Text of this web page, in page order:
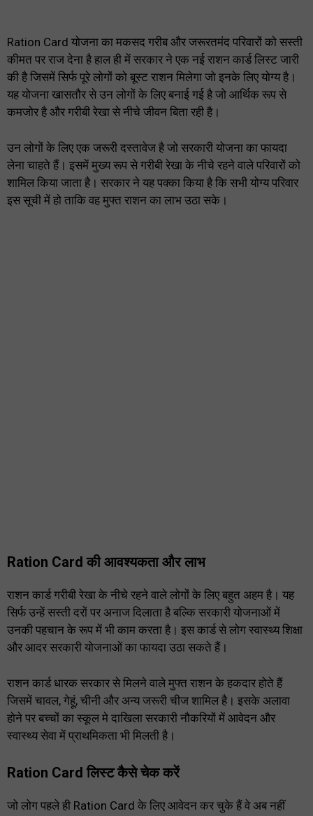
Ration Card योजना का मकसद गरीब और जरूरतमंद परिवारों को सस्ती
कीमत पर राज देना है हाल ही में सरकार ने एक नई राशन कार्ड लिस्ट जारी
की है जिसमें सिर्फ पूरे लोगों को बूस्ट राशन मिलेगा जो इनके लिए योग्य है।
यह योजना खासतौर से उन लोगों के लिए बनाई गई है जो आर्थिक रूप से
कमजोर है और गरीबी रेखा से नीचे जीवन बिता रही है।
उन लोगों के लिए एक जरूरी दस्तावेज है जो सरकारी योजना का फायदा
लेना चाहते हैं। इसमें मुख्य रूप से गरीबी रेखा के नीचे रहने वाले परिवारों को
शामिल किया जाता है। सरकार ने यह पक्का किया है कि सभी योग्य परिवार
इस सूची में हो ताकि वह मुफ्त राशन का लाभ उठा सके।
Ration Card की आवश्यकता और लाभ
राशन कार्ड गरीबी रेखा के नीचे रहने वाले लोगों के लिए बहुत अहम है। यह
सिर्फ उन्हें सस्ती दरों पर अनाज दिलाता है बल्कि सरकारी योजनाओं में
उनकी पहचान के रूप में भी काम करता है। इस कार्ड से लोग स्वास्थ्य शिक्षा
और आदर सरकारी योजनाओं का फायदा उठा सकते हैं।
राशन कार्ड धारक सरकार से मिलने वाले मुफ्त राशन के हकदार होते हैं
जिसमें चावल, गेहूं, चीनी और अन्य जरूरी चीज शामिल है। इसके अलावा
होने पर बच्चों का स्कूल मे दाखिला सरकारी नौकरियों में आवेदन और
स्वास्थ्य सेवा में प्राथमिकता भी मिलती है।
Ration Card लिस्ट कैसे चेक करें
जो लोग पहले ही Ration Card के लिए आवेदन कर चुके हैं वे अब नहीं